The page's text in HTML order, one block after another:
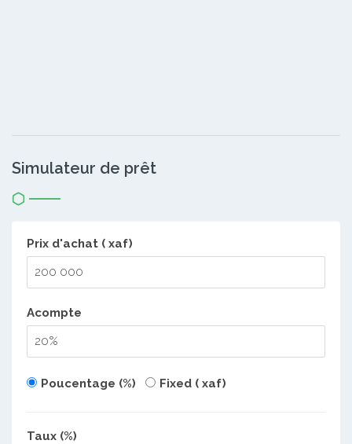
Simulateur de prêt
Prix d'achat ( xaf)
Acompte
Poucentage (%) Fixed ( xaf)
Taux (%)